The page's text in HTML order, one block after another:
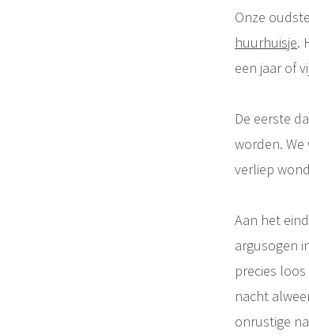
Onze
huurhuisje.
een jaar of
De eerste
worden.
verliep
Aan het
argusogen
precies
nacht
onrustige